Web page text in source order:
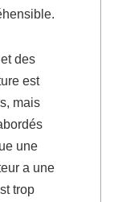
des
est
mais
une
a une
trop